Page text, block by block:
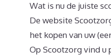
Wat is nu de juiste
De website
het kopen van uw
Op Scootzorg vind u